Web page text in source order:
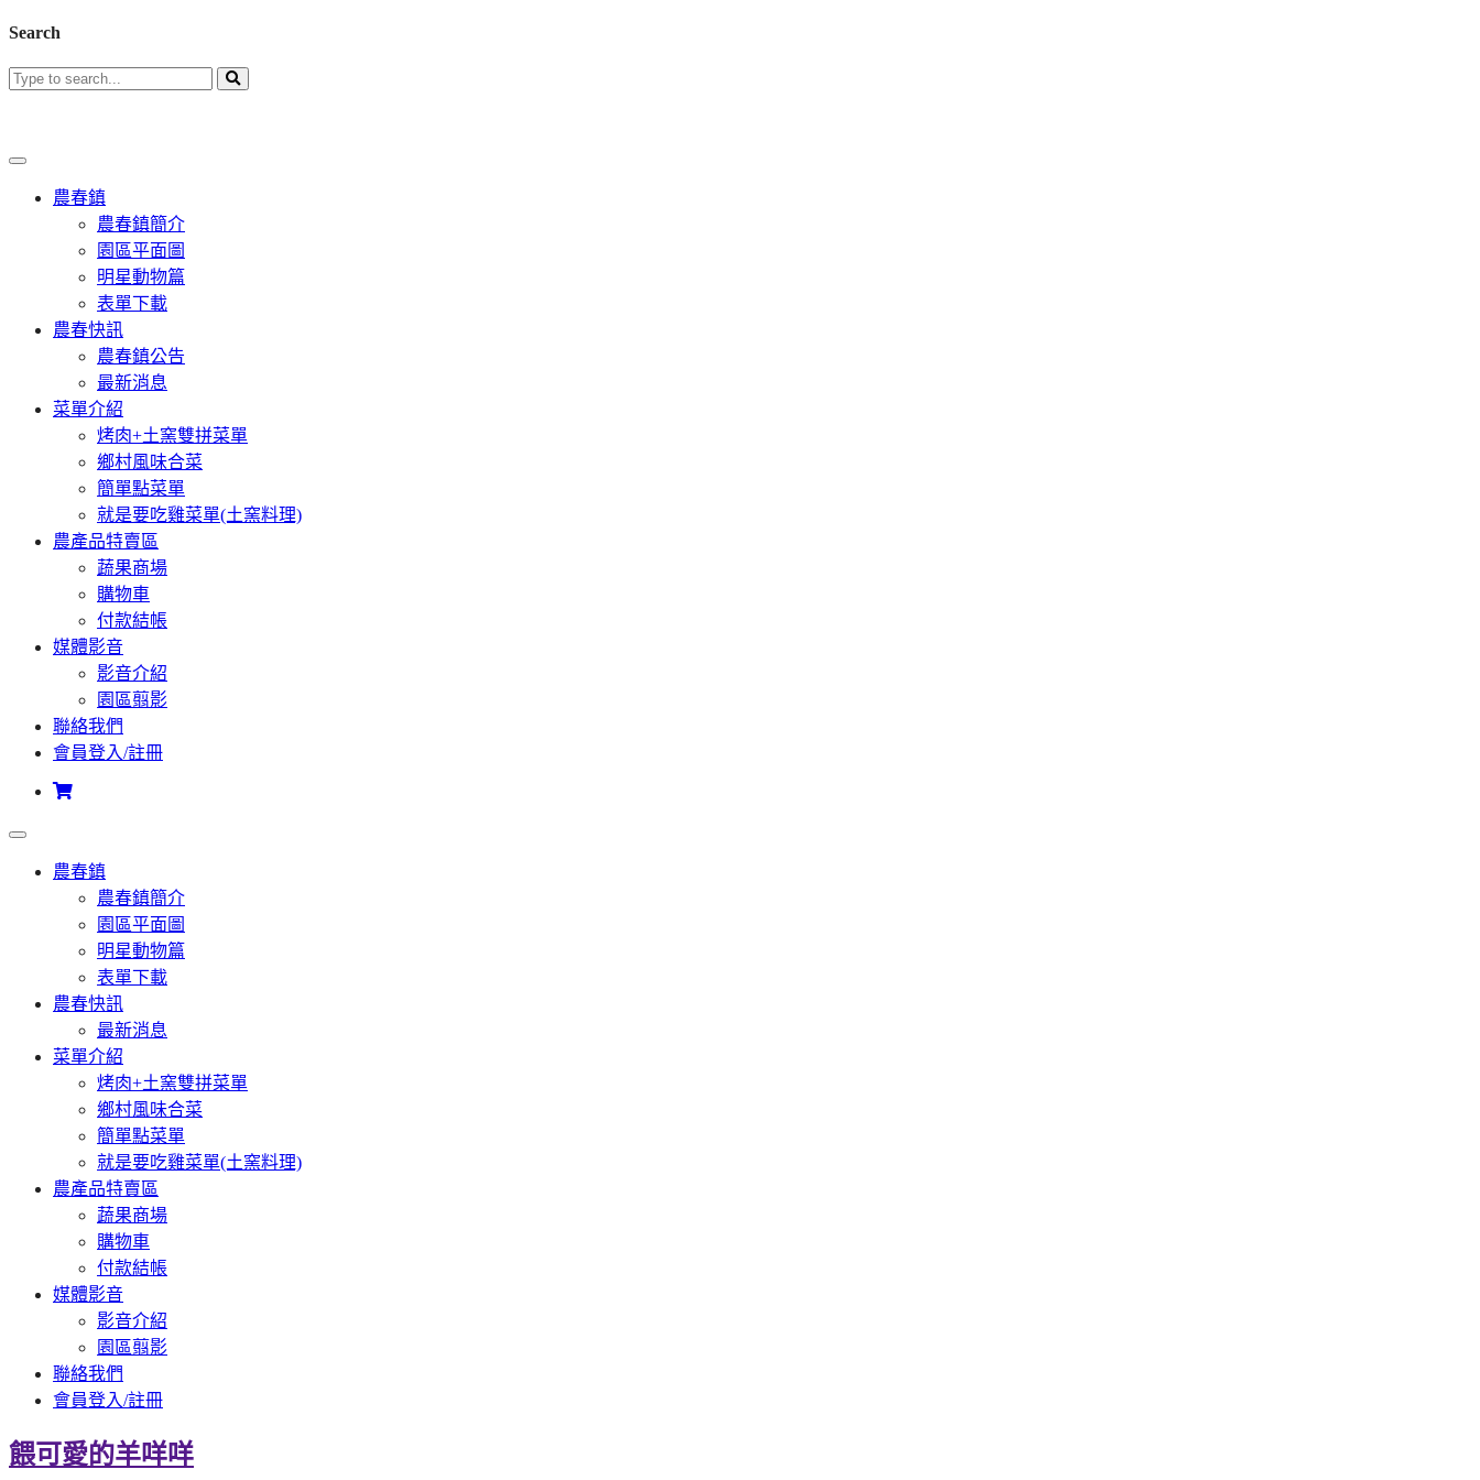
Search
農春鎮
農春鎮簡介
園區平面圖
明星動物篇
表單下載
農春快訊
農春鎮公告
最新消息
菜單介紹
烤肉+土窯雙拼菜單
鄉村風味合菜
簡單點菜單
就是要吃雞菜單(土窯料理)
農產品特賣區
蔬果商場
購物車
付款結帳
媒體影音
影音介紹
園區翦影
聯絡我們
會員登入/註冊
農春鎮
農春鎮簡介
園區平面圖
明星動物篇
表單下載
農春快訊
最新消息
菜單介紹
烤肉+土窯雙拼菜單
鄉村風味合菜
簡單點菜單
就是要吃雞菜單(土窯料理)
農產品特賣區
蔬果商場
購物車
付款結帳
媒體影音
影音介紹
園區翦影
聯絡我們
會員登入/註冊
餵可愛的羊咩咩